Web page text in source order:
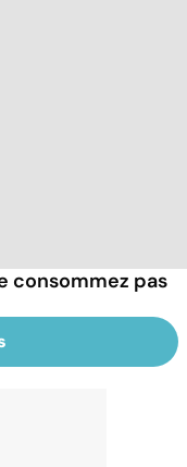
consommez pas